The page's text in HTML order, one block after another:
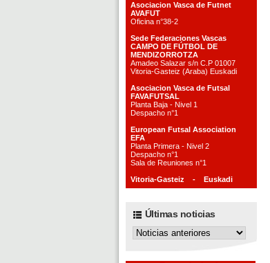
Asociacion Vasca de Futnet
AVAFUT
Oficina n°38-2
Sede Federaciones Vascas
CAMPO DE FÚTBOL DE
MENDIZORROTZA
Amadeo Salazar s/n C.P 01007
Vitoria-Gasteiz (Araba) Euskadi
Asociacion Vasca de Futsal
FAVAFUTSAL
Planta Baja - Nivel 1
Despacho n°1
European Futsal Association
EFA
Planta Primera - Nivel 2
Despacho n°1
Sala de Reuniones n°1
Vitoria-Gasteiz - Euskadi
Últimas noticias